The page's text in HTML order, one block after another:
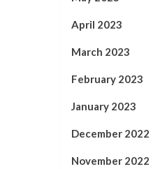
April 2023
March 2023
February 2023
January 2023
December 2022
November 2022